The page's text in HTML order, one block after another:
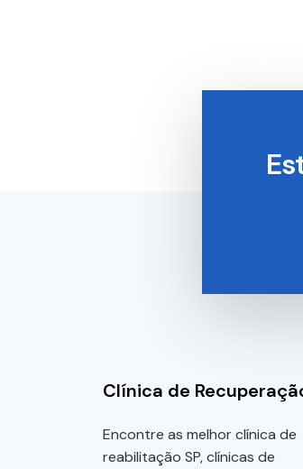
Clínica de
Encontre as melhor clínica de
reabilitação SP, clínicas de